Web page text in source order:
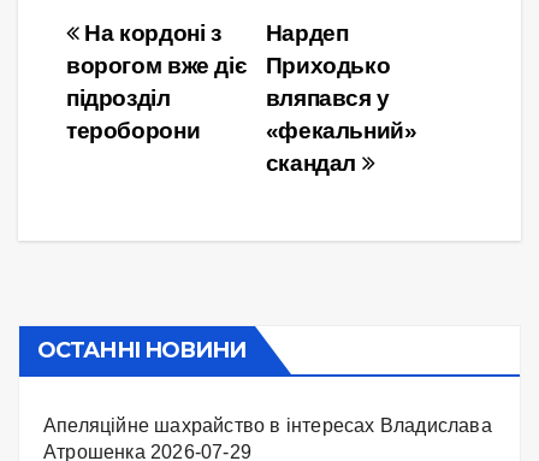
Навігація
записів
Нардеп
Приходько
вляпався у
«фекальний»
скандал
На кордоні з
ворогом вже діє
підрозділ
тероборони
ОСТАННІ НОВИНИ
Апеляційне шахрайство в інтересах Владислава
Атрошенка 2026-07-29